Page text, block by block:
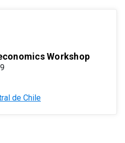
Workshop
de Chile